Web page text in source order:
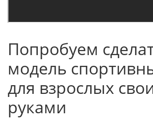
Попробуем
модель
для взрослых
руками